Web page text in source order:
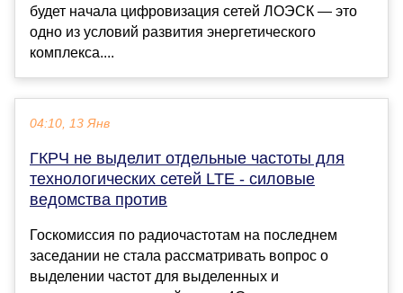
будет начала цифровизация сетей ЛОЭСК — это
одно из условий развития энергетического
комплекса....
04:10, 13 Янв
ГКРЧ не выделит отдельные частоты для
технологических сетей LTE - силовые
ведомства против
Госкомиссия по радиочастотам на последнем
заседании не стала рассматривать вопрос о
выделении частот для выделенных и